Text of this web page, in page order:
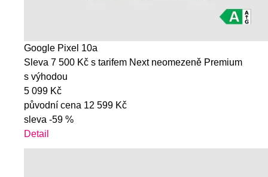
Google Pixel 10a
Sleva 7 500 Kč s tarifem Next neomezeně Premium
s výhodou
5 099 Kč
původní cena 12 599 Kč
sleva -59 %
Detail